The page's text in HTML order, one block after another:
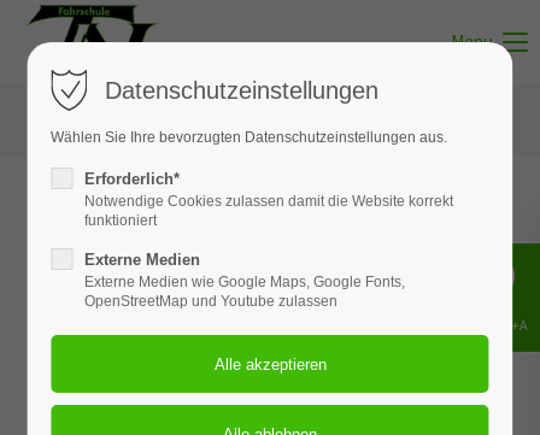
Menu
Kurventrainings
TeamNeumann
Datenschutzeinstellungen
Wählen Sie Ihre bevorzugten Datenschutzeinstellungen aus.
Erforderlich*
Notwendige Cookies zulassen damit die Website korrekt
funktioniert
Externe Medien
Externe Medien wie Google Maps, Google Fonts,
OpenStreetMap und Youtube zulassen
Shift+Alt+A